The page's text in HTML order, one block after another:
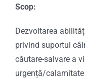
Scop:
Dezvoltarea
privind suportul
căutare-salvare a
urgență/